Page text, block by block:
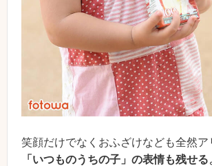
笑顔だけでなくおふざけなども全然ア
「いつものうちの子」の表情も残せる